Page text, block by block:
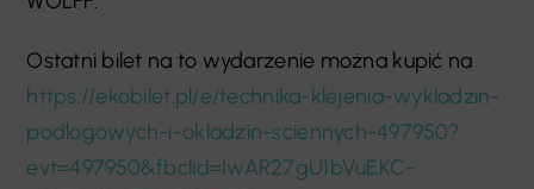
Ostatni bilet na to wydarzenie można kupić na
https://ekobilet.pl/e/technika-klejenia-wykladzin-
podlogowych-i-okladzin-sciennych-497950?
evt=497950&fbclid=IwAR27gU1bVuEKC-